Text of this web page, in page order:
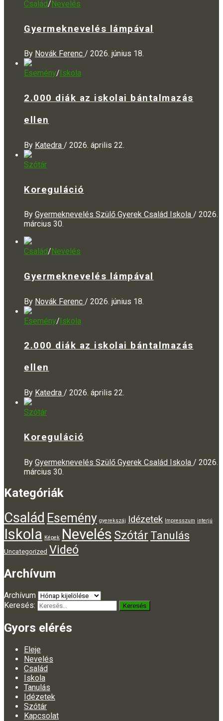
Család/Nevelés
Gyermeknevelés lámpával
By Novák Ferenc / 2026. június 18.
Esemény/ Iskola
2.000 diák az iskolai bántalmazás
ellen
By Katedra / 2026. április 22.
Szótár
Koreguláció
By Gyermeknevelés Szülő Gyerek Család Iskola / 2026.
március 30.
Család/ Nevelés
Gyermeknevelés lámpával
By Novák Ferenc / 2026. június 18.
Esemény/Iskola
2.000 diák az iskolai bántalmazás
ellen
By Katedra / 2026. április 22.
Szótár
Koreguláció
By Gyermeknevelés Szülő Gyerek Család Iskola / 2026.
március 30.
Kategóriák
Család Esemény gyerekszáj Idézetek Impresszum interjú
Iskola Képek Nevelés Szótár Tanulás
Uncategorized Videó
Archívum
Archívum
Keresés:
Gyors elérés
Eleje
Nevelés
Család
Iskola
Tanulás
Idézetek
Szótár
Kapcsolat